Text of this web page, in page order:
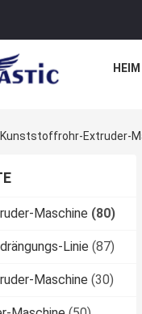
HEIM
Kunststoffrohr-Extruder-
Maschine (80)
Linie (87)
Maschine (30)